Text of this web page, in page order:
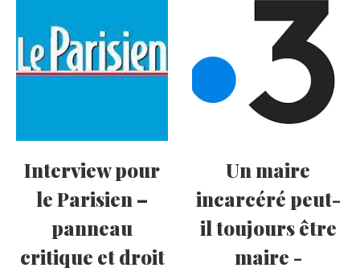
Interview pour
le Parisien –
panneau
critique et droit
Un maire
incarcéré peut-
il toujours être
maire -